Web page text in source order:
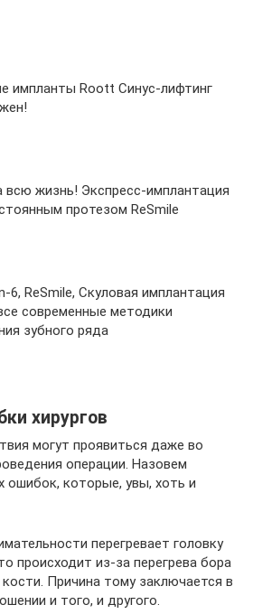
импланты Roott Синус-лифтинг
всю жизнь! Экспресс-имплантация
протезом ReSmile
6, ReSmile, Скуловая имплантация
современные методики
зубного ряда
хирургов
могут проявиться даже во
операции. Назовем
ошибок, которые, увы, хоть и
перегревает головку
происходит из-за перегрева бора
Причина тому заключается в
и того, и другого.